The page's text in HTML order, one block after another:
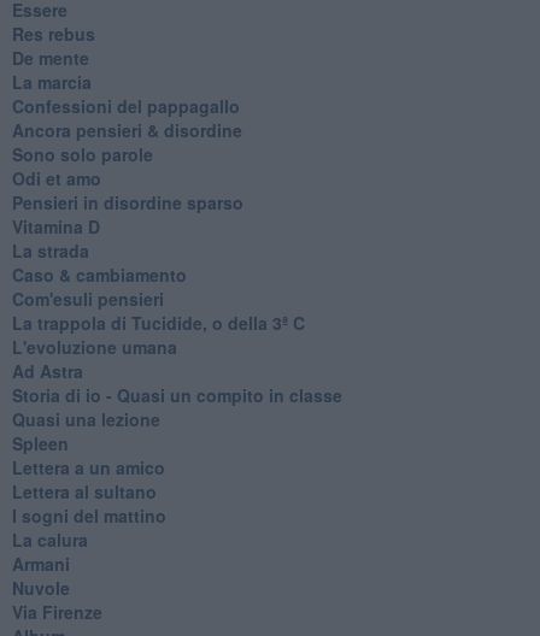
Essere
Res rebus
De mente
La marcia
Confessioni del pappagallo
Ancora pensieri & disordine
Sono solo parole
Odi et amo
Pensieri in disordine sparso
Vitamina D
La strada
Caso & cambiamento
Com'esuli pensieri
La trappola di Tucidide, o della 3ª C
L'evoluzione umana
Ad Astra
Storia di io - Quasi un compito in classe
Quasi una lezione
Spleen
Lettera a un amico
Lettera al sultano
I sogni del mattino
La calura
Armani
Nuvole
Via Firenze